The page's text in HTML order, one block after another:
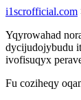
i1scrofficial.com
Yqyrowahad
dycijudojybudu
ivofisuqyx
Fu coziheqy